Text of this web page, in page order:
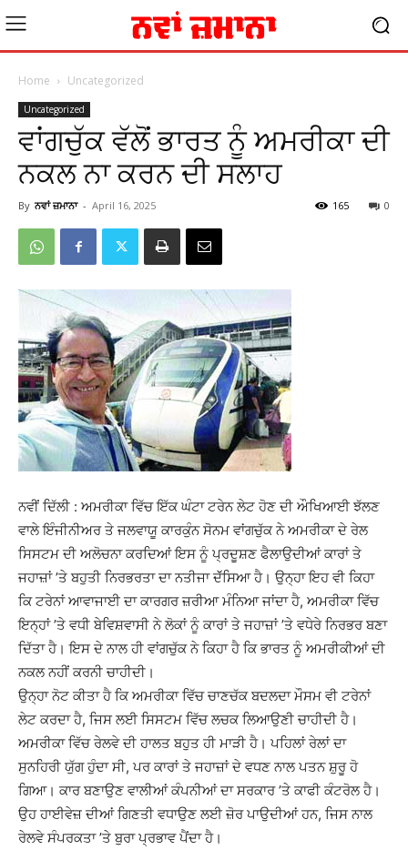
Home Uncategorized
Uncategorized
ਵਾਂਗਚੁੱਕ ਵੱਲੋਂ ਭਾਰਤ ਨੂੰ ਅਮਰੀਕਾ ਦੀ
ਨਕਲ ਨਾ ਕਰਨ ਦੀ ਸਲਾਹ
By ਨਵਾਂ ਜ਼ਮਾਨਾ - April 16, 2025 0
165
ਨਵੀਂ ਦਿੱਲੀ : ਅਮਰੀਕਾ ਵਿੱਚ ਇੱਕ ਘੰਟਾ ਟਰੇਨ ਲੇਟ ਹੋਣ ਦੀ ਔਖਿਆਈ ਝੱਲਣ
ਵਾਲੇ ਇੰਜੀਨੀਅਰ ਤੇ ਜਲਵਾਯੂ ਕਾਰਕੁੰਨ ਸੋਨਮ ਵਾਂਗਚੁੱਕ ਨੇ ਅਮਰੀਕਾ ਦੇ ਰੇਲ
ਸਿਸਟਮ ਦੀ ਅਲੋਚਨਾ ਕਰਦਿਆਂ ਇਸ ਨੂੰ ਪ੍ਰਦੂਸ਼ਣ ਫੈਲਾਉਦੀਆਂ ਕਾਰਾਂ ਤੇ
ਜਹਾਜ਼ਾਂ ’ਤੇ ਬਹੁਤੀ ਨਿਰਭਰਤਾ ਦਾ ਨਤੀਜਾ ਦੱੱਸਿਆ ਹੈ। ਉਨ੍ਹਾ ਇਹ ਵੀ ਕਿਹਾ
ਕਿ ਟਰੇਨਾਂ ਆਵਾਜਾਈ ਦਾ ਕਾਰਗਰ ਜ਼ਰੀਆ ਮੰਨਿਆ ਜਾਂਦਾ ਹੈ, ਅਮਰੀਕਾ ਵਿੱਚ
ਇਨ੍ਹਾਂ ’ਤੇ ਵਧੀ ਬੇਵਿਸ਼ਵਾਸੀ ਨੇ ਲੋਕਾਂ ਨੂੰ ਕਾਰਾਂ ਤੇ ਜਹਾਜ਼ਾਂ ’ਤੇ ਵਧੇਰੇ ਨਿਰਭਰ ਬਣਾ
ਦਿੱਤਾ ਹੈ। ਇਸ ਦੇ ਨਾਲ ਹੀ ਵਾਂਗਚੁੱਕ ਨੇ ਕਿਹਾ ਹੈ ਕਿ ਭਾਰਤ ਨੂੰ ਅਮਰੀਕੀਆਂ ਦੀ
ਨਕਲ ਨਹੀਂ ਕਰਨੀ ਚਾਹੀਦੀ।
ਉਨ੍ਹਾ ਨੋਟ ਕੀਤਾ ਹੈ ਕਿ ਅਮਰੀਕਾ ਵਿੱਚ ਚਾਣਚੱਕ ਬਦਲਦਾ ਮੌਸਮ ਵੀ ਟਰੇਨਾਂ
ਲੇਟ ਕਰਦਾ ਹੈ, ਜਿਸ ਲਈ ਸਿਸਟਮ ਵਿੱਚ ਲਚਕ ਲਿਆਉਣੀ ਚਾਹੀਦੀ ਹੈ।
ਅਮਰੀਕਾ ਵਿੱਚ ਰੇਲਵੇ ਦੀ ਹਾਲਤ ਬਹੁਤ ਹੀ ਮਾੜੀ ਹੈ। ਪਹਿਲਾਂ ਰੇਲਾਂ ਦਾ
ਸੁਨਹਿਰੀ ਯੁੱਗ ਹੁੰਦਾ ਸੀ, ਪਰ ਕਾਰਾਂ ਤੇ ਜਹਾਜ਼ਾਂ ਦੇ ਵਧਣ ਨਾਲ ਪਤਨ ਸ਼ੁਰੂ ਹੋ
ਗਿਆ। ਕਾਰ ਬਣਾਉਣ ਵਾਲੀਆਂ ਕੰਪਨੀਆਂ ਦਾ ਸਰਕਾਰ ’ਤੇ ਕਾਫੀ ਕੰਟਰੋਲ ਹੈ।
ਉਹ ਹਾਈਵੇਜ਼ ਦੀਆਂ ਗਿਣਤੀ ਵਧਾਉਣ ਲਈ ਜ਼ੋਰ ਪਾਉਦੀਆਂ ਹਨ, ਜਿਸ ਨਾਲ
ਰੇਲਵੇ ਸੰਪਰਕਤਾ ’ਤੇ ਬੁਰਾ ਪ੍ਰਭਾਵ ਪੈਂਦਾ ਹੈ।